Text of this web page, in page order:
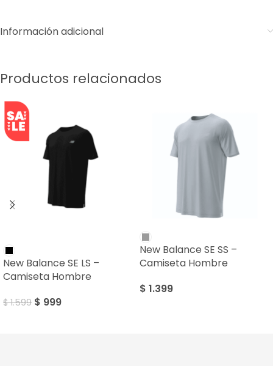
Información adicional
Productos relacionados
New Balance SE LS –
Camiseta Hombre
$1.599 $ 999
New Balance SE SS –
Camiseta Hombre
$ 1.399